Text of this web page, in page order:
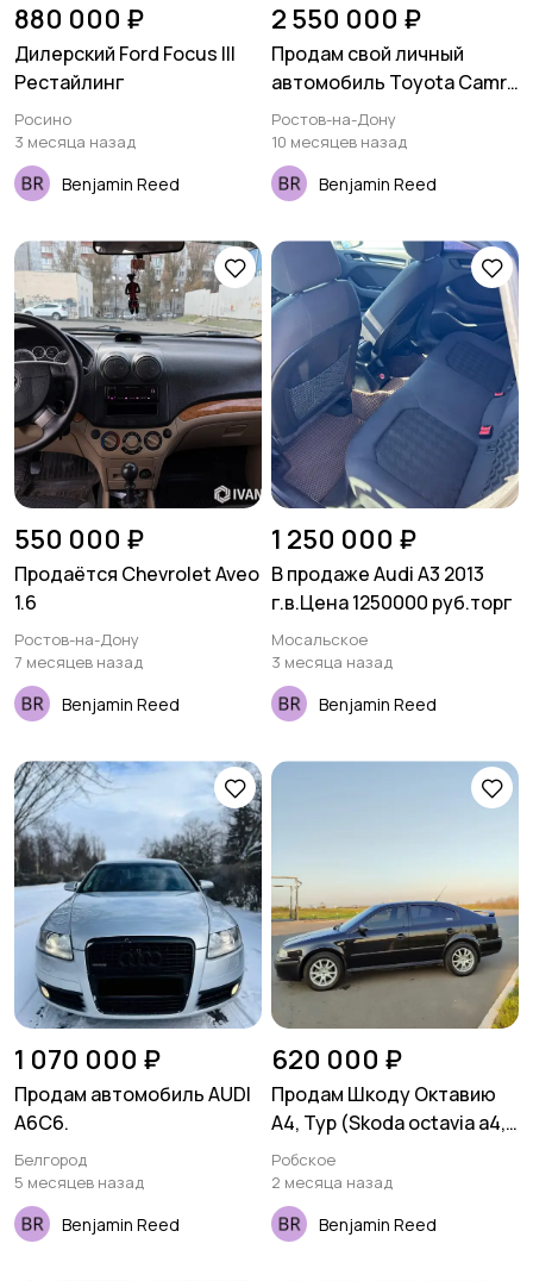
880 000 ₽
Дилерский Ford Focus lll
Рестайлинг
Росино
3 месяца назад
Benjamin Reed
2 550 000 ₽
Продам свой личный
автомобиль Toyota Camry
XV 50
Ростов-на-Дону
10 месяцев назад
Benjamin Reed
550 000 ₽
Продаётся Chevrolet Aveo
1.6
Ростов-на-Дону
7 месяцев назад
Benjamin Reed
1 250 000 ₽
В продаже Audi A3 2013
г.в.Цена 1250000 руб.торг
Мосальское
3 месяца назад
Benjamin Reed
1 070 000 ₽
Продам автомобиль AUDI
A6C6.
Белгород
5 месяцев назад
Benjamin Reed
620 000 ₽
Продам Шкоду Октавию
А4, Тур (Skoda octavia a4,
Tour) 2008 года. Пробег
235.000км.
Робское
2 месяца назад
Benjamin Reed